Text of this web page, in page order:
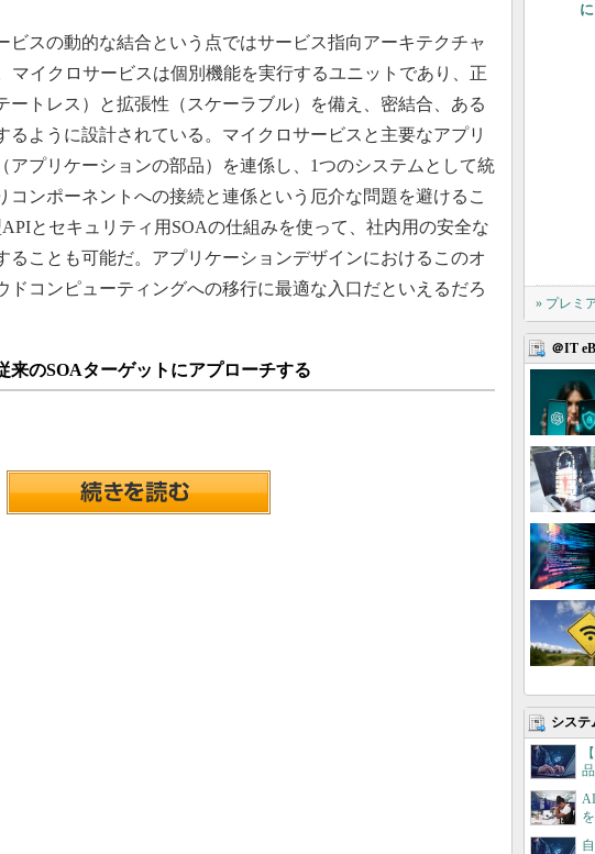
スの動的な結合という点ではサービス指向アーキテクチャ
マイクロサービスは個別機能を実行するユニットであり、正
ートレス）と拡張性（スケーラブル）を備え、密結合、ある
るように設計されている。マイクロサービスと主要なアプリ
アプリケーションの部品）を連係し、1つのシステムとして統
コンポーネントへの接続と連係という厄介な問題を避けるこ
とセキュリティ用SOAの仕組みを使って、社内用の安全な
ることも可能だ。アプリケーションデザインにおけるこのオ
ドコンピューティングへの移行に最適な入口だといえるだろ
来のSOAターゲットにアプローチする
» プレミ
＠IT
システ